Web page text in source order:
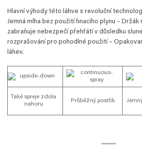
Hlavní výhody této láhve s revoluční
Jemná mlha bez použití hnacího plynu – Držák
zabraňuje nebezpečí přehřátí v důsledku
rozprašování pro pohodlné použití –
láhev.
Také spreje zdola
nahoru
Průběžný postřik